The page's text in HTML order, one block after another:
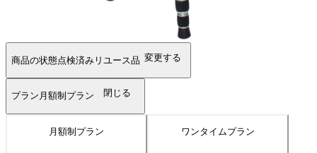
商品の状態点検済みリユース品 変更する
プラン 月額制プラン 閉じる
月額制プラン ワンタイムプラン